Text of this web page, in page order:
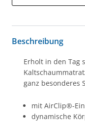
Beschreibung
Erholt in den Tag
ganz besonderes
mit AirClip®-
dynamische